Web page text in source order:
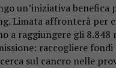
un’iniziativa
Limata affronterà
a raggiungere gli
raccogliere
sul cancro nelle